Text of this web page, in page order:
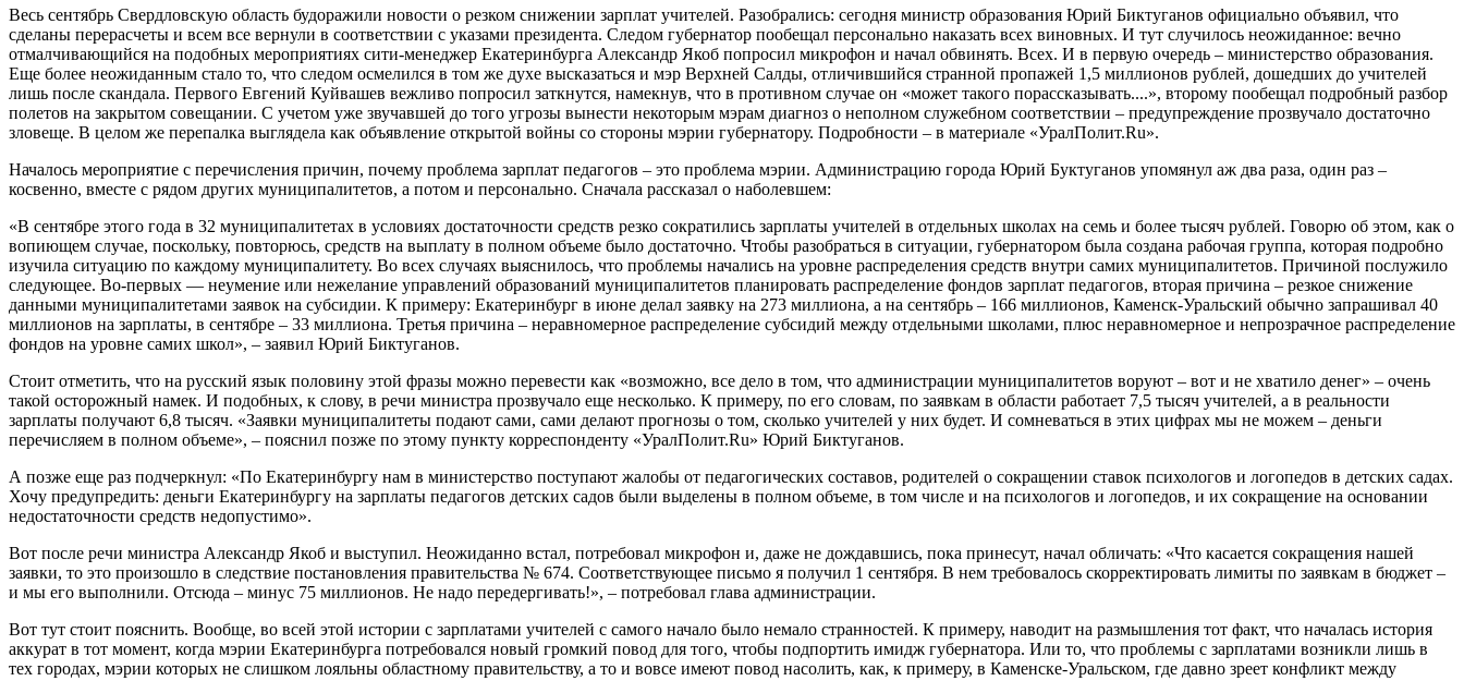
Весь сентябрь Свердловскую область будоражили новости о резком снижении зарплат учителей. Разобрались: сегодня министр образования Юрий Биктуганов официально объявил, что
сделаны перерасчеты и всем все вернули в соответствии с указами президента. Следом губернатор пообещал персонально наказать всех виновных. И тут случилось неожиданное: вечно
отмалчивающийся на подобных мероприятиях сити-менеджер Екатеринбурга Александр Якоб попросил микрофон и начал обвинять. Всех. И в первую очередь – министерство образования.
Еще более неожиданным стало то, что следом осмелился в том же духе высказаться и мэр Верхней Салды, отличившийся странной пропажей 1,5 миллионов рублей, дошедших до учителей
лишь после скандала. Первого Евгений Куйвашев вежливо попросил заткнутся, намекнув, что в противном случае он «может такого порассказывать....», второму пообещал подробный разбор
полетов на закрытом совещании. С учетом уже звучавшей до того угрозы вынести некоторым мэрам диагноз о неполном служебном соответствии – предупреждение прозвучало достаточно
зловеще. В целом же перепалка выглядела как объявление открытой войны со стороны мэрии губернатору. Подробности – в материале «УралПолит.Ru».
Началось мероприятие с перечисления причин, почему проблема зарплат педагогов – это проблема мэрии. Администрацию города Юрий Буктуганов упомянул аж два раза, один раз –
косвенно, вместе с рядом других муниципалитетов, а потом и персонально. Сначала рассказал о наболевшем:
«В сентябре этого года в 32 муниципалитетах в условиях достаточности средств резко сократились зарплаты учителей в отдельных школах на семь и более тысяч рублей. Говорю об этом, как о
вопиющем случае, поскольку, повторюсь, средств на выплату в полном объеме было достаточно. Чтобы разобраться в ситуации, губернатором была создана рабочая группа, которая подробно
изучила ситуацию по каждому муниципалитету. Во всех случаях выяснилось, что проблемы начались на уровне распределения средств внутри самих муниципалитетов. Причиной послужило
следующее. Во-первых — неумение или нежелание управлений образований муниципалитетов планировать распределение фондов зарплат педагогов, вторая причина – резкое снижение
данными муниципалитетами заявок на субсидии. К примеру: Екатеринбург в июне делал заявку на 273 миллиона, а на сентябрь – 166 миллионов, Каменск-Уральский обычно запрашивал 40
миллионов на зарплаты, в сентябре – 33 миллиона. Третья причина – неравномерное распределение субсидий между отдельными школами, плюс неравномерное и непрозрачное распределение
фондов на уровне самих школ», – заявил Юрий Биктуганов.
Стоит отметить, что на русский язык половину этой фразы можно перевести как «возможно, все дело в том, что администрации муниципалитетов воруют – вот и не хватило денег» – очень
такой осторожный намек. И подобных, к слову, в речи министра прозвучало еще несколько. К примеру, по его словам, по заявкам в области работает 7,5 тысяч учителей, а в реальности
зарплаты получают 6,8 тысяч. «Заявки муниципалитеты подают сами, сами делают прогнозы о том, сколько учителей у них будет. И сомневаться в этих цифрах мы не можем – деньги
перечисляем в полном объеме», – пояснил позже по этому пункту корреспонденту «УралПолит.Ru» Юрий Биктуганов.
А позже еще раз подчеркнул: «По Екатеринбургу нам в министерство поступают жалобы от педагогических составов, родителей о сокращении ставок психологов и логопедов в детских садах.
Хочу предупредить: деньги Екатеринбургу на зарплаты педагогов детских садов были выделены в полном объеме, в том числе и на психологов и логопедов, и их сокращение на основании
недостаточности средств недопустимо».
Вот после речи министра Александр Якоб и выступил. Неожиданно встал, потребовал микрофон и, даже не дождавшись, пока принесут, начал обличать: «Что касается сокращения нашей
заявки, то это произошло в следствие постановления правительства № 674. Соответствующее письмо я получил 1 сентября. В нем требовалось скорректировать лимиты по заявкам в бюджет –
и мы его выполнили. Отсюда – минус 75 миллионов. Не надо передергивать!», – потребовал глава администрации.
Вот тут стоит пояснить. Вообще, во всей этой истории с зарплатами учителей с самого начало было немало странностей. К примеру, наводит на размышления тот факт, что началась история
аккурат в тот момент, когда мэрии Екатеринбурга потребовался новый громкий повод для того, чтобы подпортить имидж губернатора. Или то, что проблемы с зарплатами возникли лишь в
тех городах, мэрии которых не слишком лояльны областному правительству, а то и вовсе имеют повод насолить, как, к примеру, в Каменске-Уральском, где давно зреет конфликт между